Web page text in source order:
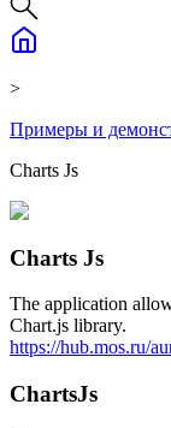
>
Примеры и
Charts Js
Charts Js
The application
Chart.js library.
https://hub.mos.ru/
ChartsJs